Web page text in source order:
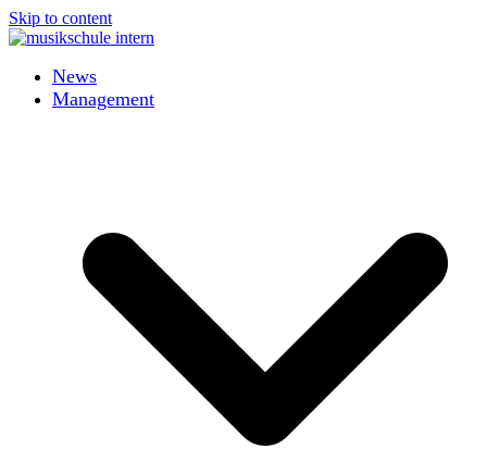
Skip to content
News
Management